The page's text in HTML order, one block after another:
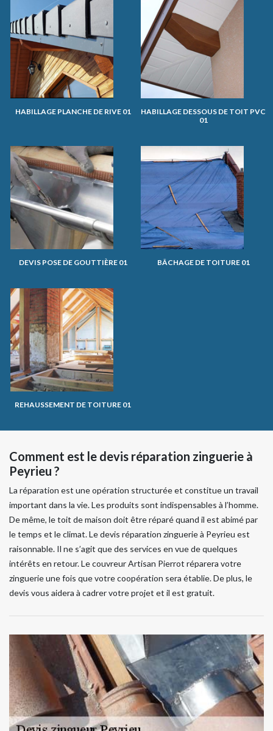
HABILLAGE PLANCHE DE RIVE 01
HABILLAGE DESSOUS DE TOIT PVC
01
DEVIS POSE DE GOUTTIÈRE 01 BÂCHAGE DE TOITURE 01
REHAUSSEMENT DE TOITURE 01
Comment est le devis réparation zinguerie à
Peyrieu ?
La réparation est une opération structurée et constitue un travail
important dans la vie. Les produits sont indispensables à l’homme.
De même, le toit de maison doit être réparé quand il est abimé par
le temps et le climat. Le devis réparation zinguerie à Peyrieu est
raisonnable. Il ne s’agit que des services en vue de quelques
intérêts en retour. Le couvreur Artisan Pierrot réparera votre
zinguerie une fois que votre coopération sera établie. De plus, le
devis vous aidera à cadrer votre projet et il est gratuit.